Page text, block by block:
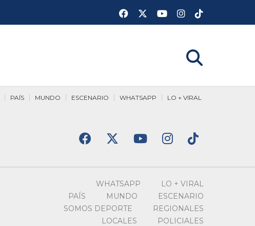
LO + VIRAL
WHATSAPP
ESCENARIO
MUNDO
PAÍS
LO + VIRAL
WHATSAPP
ESCENARIO
MUNDO
PAÍS
REGIONALES
SOMOS DEPORTE
POLICIALES
LOCALES